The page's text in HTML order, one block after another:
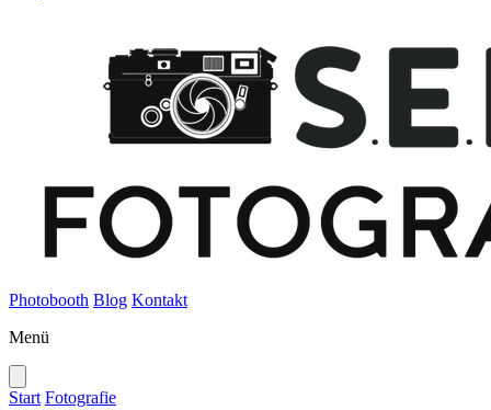
Photobooth Blog Kontakt
Menü
Start Fotografie